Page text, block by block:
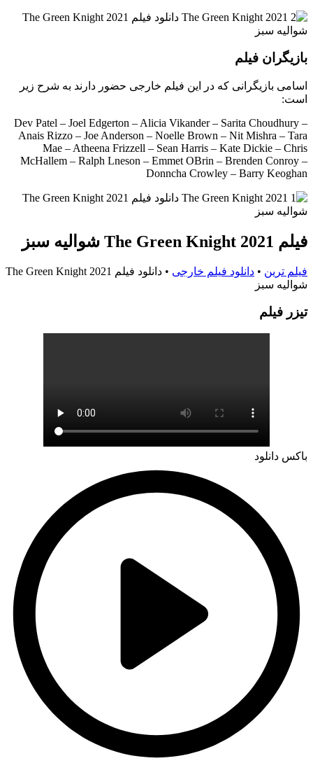
بازیگران فیلم
اسامی بازیگرانی که در این فیلم خارجی حضور دارند به شرح زیر
است:
Dev Patel – Joel Edgerton – Alicia Vikander – Sarita Choudhury –
Anais Rizzo – Joe Anderson – Noelle Brown – Nit Mishra – Tara
Mae – Atheena Frizzell – Sean Harris – Kate Dickie – Chris
McHallem – Ralph Lneson – Emmet OBrin – Brenden Conroy –
Donncha Crowley – Barry Keoghan
فیلم The Green Knight 2021 شوالیه سبز
فیلم ترین • دانلود فیلم خارجی •
دانلود فیلم The Green Knight 2021
شوالیه سبز
تيزر فيلم
باکس دانلود